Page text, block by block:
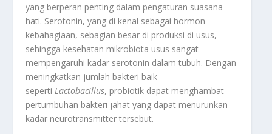
yang berperan penting dalam pengaturan suasana
hati. Serotonin, yang di kenal sebagai hormon
kebahagiaan, sebagian besar di produksi di usus,
sehingga kesehatan mikrobiota usus sangat
mempengaruhi kadar serotonin dalam tubuh. Dengan
meningkatkan jumlah bakteri baik
sepertiLactobacillus, probiotik dapat menghambat
pertumbuhan bakteri jahat yang dapat menurunkan
kadar neurotransmitter tersebut.